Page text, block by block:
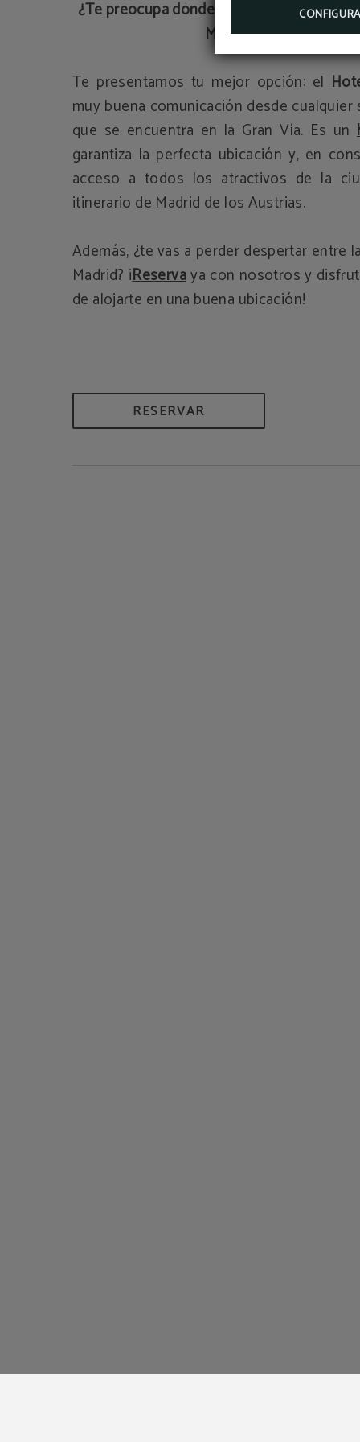
¿Te preocupa dónde alojarte para estar
Madrid de los Austrias?
Te presentamos tu mejor opción: el
muy buena comunicación desde cualquier
que se encuentra en la Gran Vía. Es un
garantiza la perfecta ubicación y, en
acceso a todos los atractivos de la
itinerario de Madrid de los Austrias.
Además, ¿te vas a perder despertar entre
Madrid? ¡Reservaya con nosotros y
de alojarte en una buena ubicación!
RESERVAR